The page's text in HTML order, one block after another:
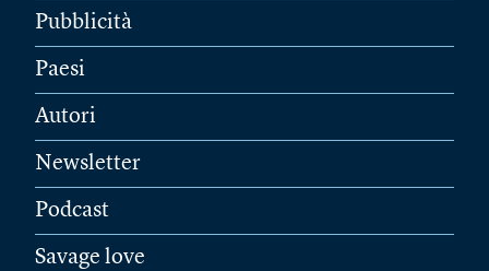
Pubblicità
Paesi
Autori
Newsletter
Podcast
Savage love